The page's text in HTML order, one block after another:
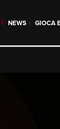
NEWS GIOCA